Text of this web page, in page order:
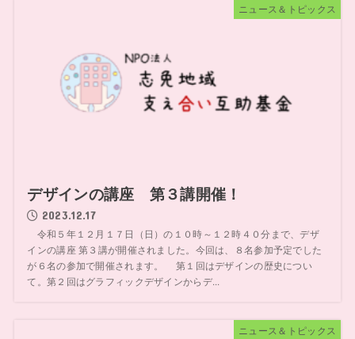
ニュース＆トピックス
デザインの講座 第３講開催！
2023.12.17
令和５年１２月１７日（日）の１０時～１２時４０分まで、デザ
インの講座 第３講が開催されました。今回は、８名参加予定でした
が６名の参加で開催されます。 第１回はデザインの歴史につい
て。第２回はグラフィックデザインからデ...
ニュース＆トピックス